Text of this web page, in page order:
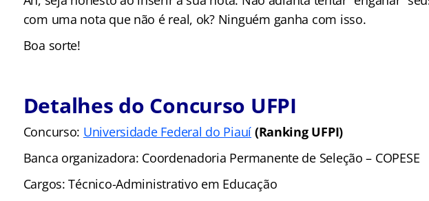
com uma nota que não é real, ok? Ninguém ganha com isso.
Boa sorte!
Detalhes do Concurso UFPI
Concurso: Universidade Federal do Piauí (Ranking UFPI)
Banca organizadora: Coordenadoria Permanente de Seleção – COPESE
Cargos: Técnico-Administrativo em Educação